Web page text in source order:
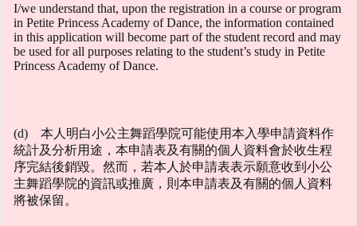
I/we understand that, upon the registration in a course or program
in Petite Princess Academy of Dance, the information contained
in this application will become part of the student record and may
be used for all purposes relating to the student’s study in Petite
Princess Academy of Dance.
(d) 本人明白小公主舞蹈學院可能使用本入學申請資料作
統計及分析用途，本申請表及有關的個人資料會於收生程
序完結後銷毀。然而，若本人於申請表表示願意收到小公
主舞蹈學院的資訊或推廣，則本申請表及有關的個人資料
將被保留。